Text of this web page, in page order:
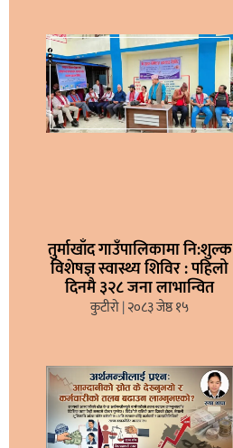
तुर्माखाँद गाउँपालिकामा नि:शुल्क
विशेषज्ञ स्वास्थ्य शिविर : पहिलो
दिनमै ३२८ जना लाभान्वित
कुटीरो २०८३ जेष्ठ १५